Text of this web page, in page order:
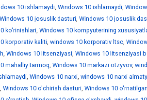
10 ishlamaydi, Windows 10 ishlamaydi,
Windows 10 josuslik dasturi, Windows 10 josuslik
ko'rinishlari, Windows 10 kompyuterining
korporativ kaliti, windows 10 korporativ ltsc,
, Windows 10 litsenziyasi, Windows 10 litsenziyasi
mahalliy tarmoq, Windows 10 markazi otzyvov,
, Windows 10 narxi, windows 10 narxi almaty
, Windows 10 o'chirish dasturi, Windows 10